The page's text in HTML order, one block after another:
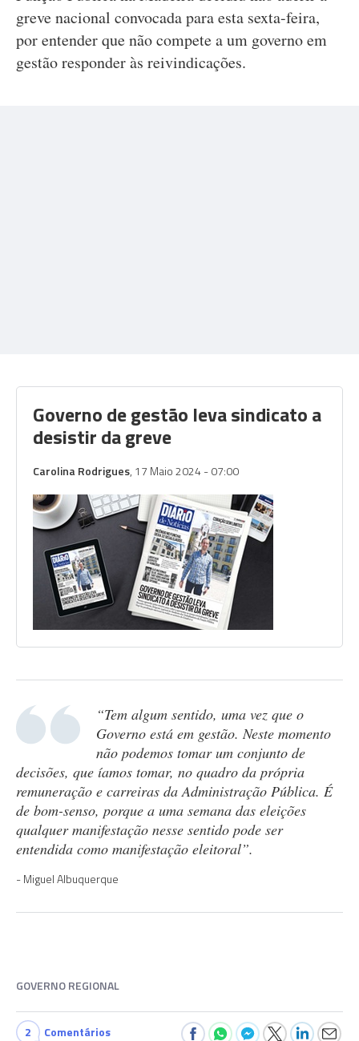
greve nacional convocada para esta sexta-feira,
por entender que não compete a um governo em
gestão responder às reivindicações.
Governo de gestão leva sindicato a
desistir da greve
Carolina Rodrigues, 17 Maio 2024 - 07:00
“Tem algum sentido, uma vez que o
Governo está em gestão. Neste momento
não podemos tomar um conjunto de
decisões, que íamos tomar, no quadro da própria
remuneração e carreiras da Administração Pública. É
de bom-senso, porque a uma semana das eleições
qualquer manifestação nesse sentido pode ser
entendida como manifestação eleitoral”.
Miguel Albuquerque
GOVERNO REGIONAL
2 Comentários